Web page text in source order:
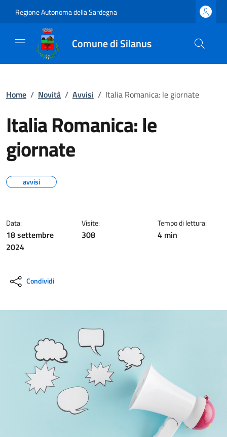
Regione Autonoma della Sardegna
Comune di Silanus
Home / Novità / Avvisi / Italia Romanica: le giornate
Italia Romanica: le
giornate
avvisi
Data:
18 settembre
2024
Visite:
308
Tempo di lettura:
4 min
Condividi